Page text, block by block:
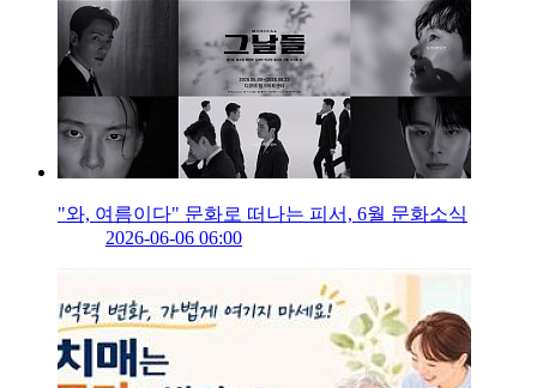
"와, 여름이다" 문화로 떠나는 피서, 6월 문화소식
2026-06-06 06:00